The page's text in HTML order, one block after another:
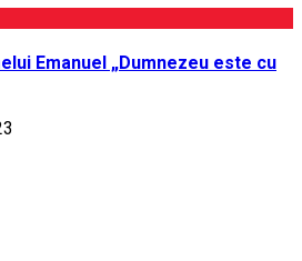
Emanuel „Dumnezeu este cu